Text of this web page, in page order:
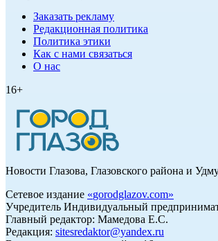
Заказать рекламу
Редакционная политика
Политика этики
Как с нами связаться
О нас
16+
Новости Глазова, Глазовского района и
Сетевое издание «gorodglazov.com»
Учредитель Индивидуальный
Главный редактор: Мамедова Е.С.
Редакция: sitesredaktor@yandex.ru